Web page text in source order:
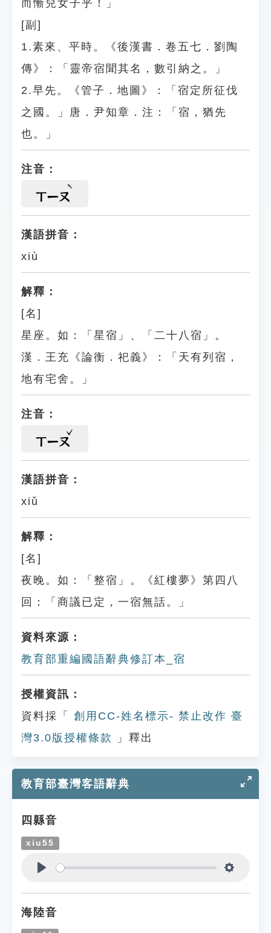
而慚兒女子乎！」
[副]
1.素來、平時。《後漢書．卷五七．劉陶
傳》：「靈帝宿聞其名，數引納之。」
2.早先。《管子．地圖》：「宿定所征伐
之國。」唐．尹知章．注：「宿，猶先
也。」
注音：
ㄒㄧㄡ
漢語拼音：
xiù
解釋：
[名]
星座。如：「星宿」、「二十八宿」。
漢．王充《論衡．祀義》：「天有列宿，
地有宅舍。」
注音：
ㄒㄧㄡ
漢語拼音：
xiǔ
解釋：
[名]
夜晚。如：「整宿」。《紅樓夢》第四八
回：「商議已定，一宿無話。」
資料來源：
教育部重編國語辭典修訂本_宿
授權資訊：
資料採「
創用CC-姓名標示- 禁止改作 臺
灣3.0版授權條款
」釋出
教育部臺灣客語辭典
四縣音
xiu55
海陸音